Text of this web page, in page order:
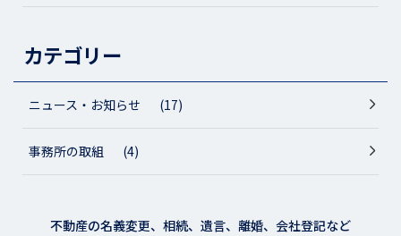
カテゴリー
ニュース・お知らせ (17)
事務所の取組 (4)
不動産の名義変更、相続、遺言、離婚、会社登記など